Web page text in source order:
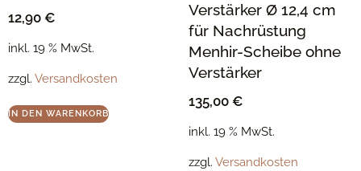
12,90 €
inkl. 19 % MwSt.
zzgl. Versandkosten
IN DEN WARENKORB
Verstärker Ø 12,4 cm
für Nachrüstung
Menhir-Scheibe ohne
Verstärker
135,00 €
inkl. 19 % MwSt.
zzgl. Versandkosten